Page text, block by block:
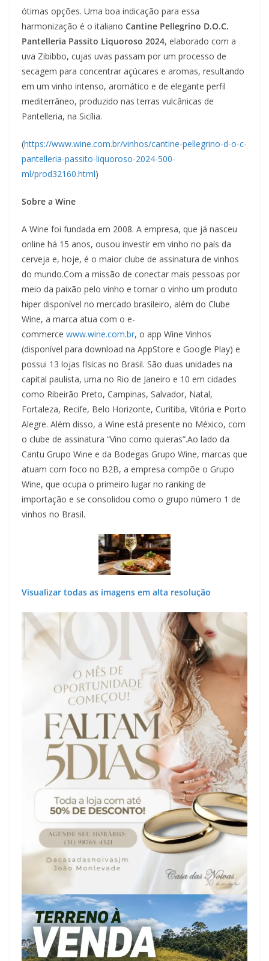
ótimas opções. Uma boa indicação para essa
harmonização é o italiano Cantine Pellegrino D.O.C.
Pantelleria Passito Liquoroso 2024, elaborado com a
uva Zibibbo, cujas uvas passam por um processo de
secagem para concentrar açúcares e aromas, resultando
em um vinho intenso, aromático e de elegante perfil
mediterrâneo, produzido nas terras vulcânicas de
Pantelleria, na Sicília.
(https://www.wine.com.br/vinhos/cantine-pellegrino-d-o-c-
pantelleria-passito-liquoroso-2024-500-
ml/prod32160.html)
Sobre a Wine
A Wine foi fundada em 2008. A empresa, que já nasceu
online há 15 anos, ousou investir em vinho no país da
cerveja e, hoje, é o maior clube de assinatura de vinhos
do mundo.Com a missão de conectar mais pessoas por
meio da paixão pelo vinho e tornar o vinho um produto
hiper disponível no mercado brasileiro, além do Clube
Wine, a marca atua com o e-
commerce www.wine.com.br, o app Wine Vinhos
(disponível para download na AppStore e Google Play) e
possui 13 lojas físicas no Brasil. São duas unidades na
capital paulista, uma no Rio de Janeiro e 10 em cidades
como Ribeirão Preto, Campinas, Salvador, Natal,
Fortaleza, Recife, Belo Horizonte, Curitiba, Vitória e Porto
Alegre. Além disso, a Wine está presente no México, com
o clube de assinatura “Vino como quieras”.Ao lado da
Cantu Grupo Wine e da Bodegas Grupo Wine, marcas que
atuam com foco no B2B, a empresa compõe o Grupo
Wine, que ocupa o primeiro lugar no ranking de
importação e se consolidou como o grupo número 1 de
vinhos no Brasil.
Visualizar todas as imagens em alta resolução